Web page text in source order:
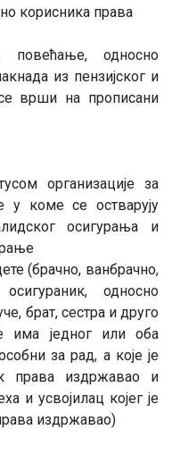
корисника права
односно
из пензијског и
врши на прописани
организације за
у коме се остварују
осигурања и
(брачно, ванбрачно,
односно
брат, сестра и друго
има једног или оба
за рад, а које је
права издржавао и
и усвојилац којег је
издржавао)